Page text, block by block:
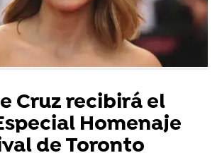
Cruz recibirá el
Homenaje
de Toronto